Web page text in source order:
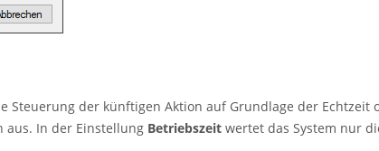
Steuerung der künftigen Aktion auf Grundlage der
aus. In der Einstellung Betriebszeit wertet das System nur